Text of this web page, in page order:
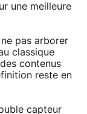
une meilleure
ne pas arborer
classique
contenus
reste en
capteur